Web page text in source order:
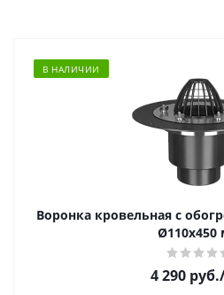
В НАЛИЧИИ
Воронка кровельная с
Ø110х450
4 290 руб.